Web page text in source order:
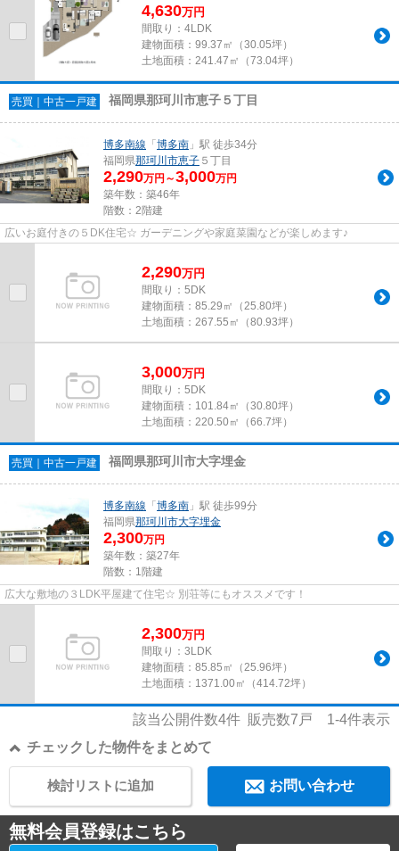
4,630万円
間取り：4LDK
建物面積： 99.37㎡（30.05坪）
土地面積： 241.47㎡（73.04坪）
売買｜中古一戸建 福岡県那珂川市恵子５丁目
博多南線 「 博多南 」駅 徒歩34分
福岡県那珂川市恵子 ５丁目
2,290万円～3,000万円
築年数：築46年
階数：2階建
広いお庭付きの５DK住宅☆ ガーデニングや家庭菜園などが楽しめます♪
2,290万円
間取り：5DK
建物面積： 85.29㎡（25.80坪）
土地面積： 267.55㎡（80.93坪）
3,000万円
間取り：5DK
建物面積： 101.84㎡（30.80坪）
土地面積： 220.50㎡（66.7坪）
売買｜中古一戸建 福岡県那珂川市大字埋金
博多南線 「 博多南 」駅 徒歩99分
福岡県那珂川市大字埋金
2,300万円
築年数：築27年
階数：1階建
広大な敷地の３LDK平屋建て住宅☆ 別荘等にもオススメです！
2,300万円
間取り：3LDK
建物面積： 85.85㎡（25.96坪）
土地面積： 1371.00㎡（414.72坪）
該当公開件数4件 販売数7 戸 1-4件表示
チェックした物件をまとめて
お問い合わせ
検討リストに追加
無料会員登録はこちら